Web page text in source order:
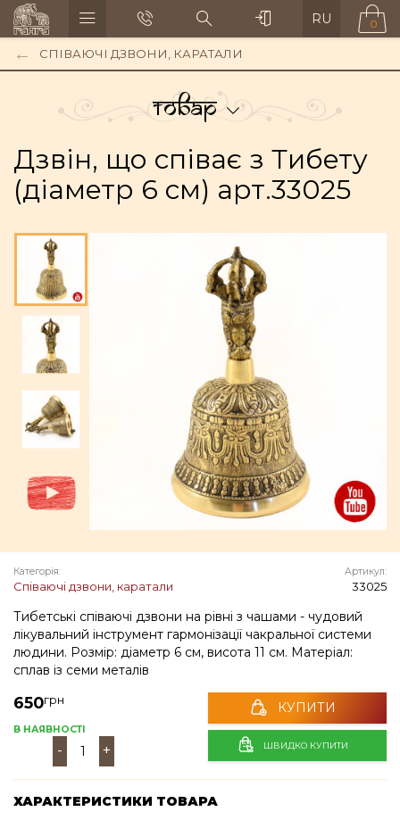
RU 0
СПІВАЮЧІ ДЗВОНИ, КАРАТАЛИ
Товар
Дзвін, що співає з Тибету
(діаметр 6 см) арт.33025
Категорія:
Співаючі дзвони, каратали
Артикул:
33025
Тибетські співаючі дзвони на рівні з чашами - чудовий
лікувальний інструмент гармонізації чакральної системи
людини. Розмір: діаметр 6 см, висота 11 см. Матеріал:
сплав із семи металів
650грн
В НАЯВНОСТІ
- +
КУПИТИ
ШВИДКО КУПИТИ
ХАРАКТЕРИСТИКИ ТОВАРА